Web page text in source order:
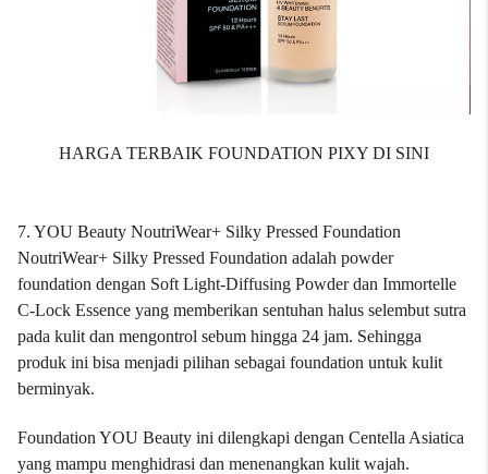
HARGA TERBAIK FOUNDATION PIXY DI SINI
7. YOU Beauty NoutriWear+ Silky Pressed Foundation
NoutriWear+ Silky Pressed Foundation adalah powder
foundation dengan Soft Light-Diffusing Powder dan Immortelle
C-Lock Essence yang memberikan sentuhan halus selembut sutra
pada kulit dan mengontrol sebum hingga 24 jam. Sehingga
produk ini bisa menjadi pilihan sebagai foundation untuk kulit
berminyak.
Foundation YOU Beauty ini dilengkapi dengan Centella Asiatica
yang mampu menghidrasi dan menenangkan kulit wajah.